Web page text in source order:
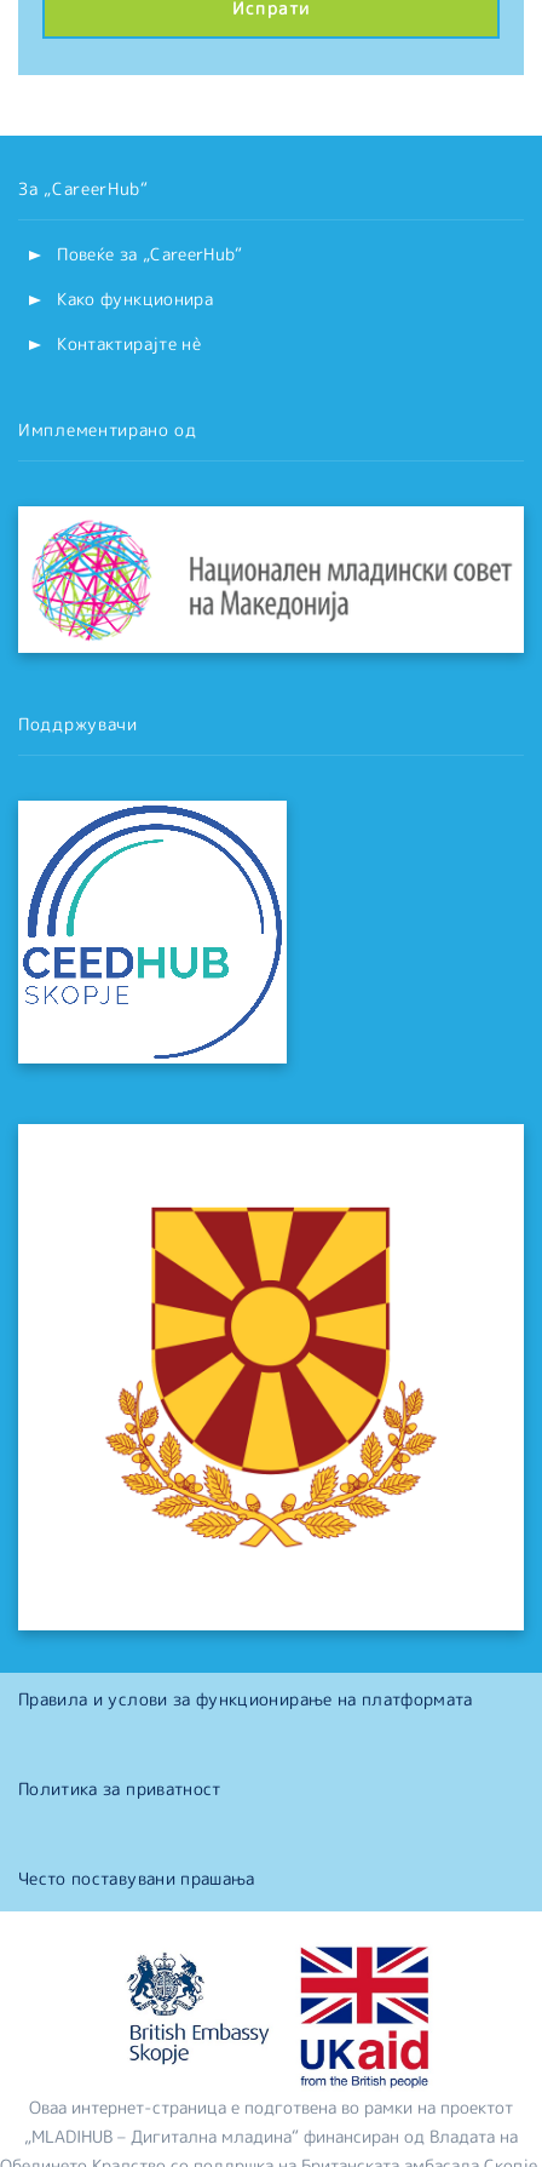
За „CareerHub“
Повеќе за „CareerHub“
Како функционира
Контактирајте нѐ
Имплементирано од
Поддржувачи
Правила и услови за функционирање на платформата
Политика за приватност
Често поставувани прашања
Оваа интернет-страница е подготвена во рамки на проектот
„MLADIHUB – Дигитална младина“ финансиран од Владата на